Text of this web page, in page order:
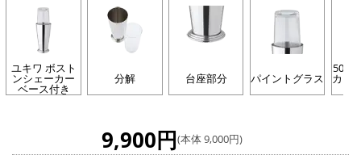
ユキワ ボスト
ンシェーカー
ベース付き
分解 台座部分 パイントグラス カー
9,900円(本体 9,000円)